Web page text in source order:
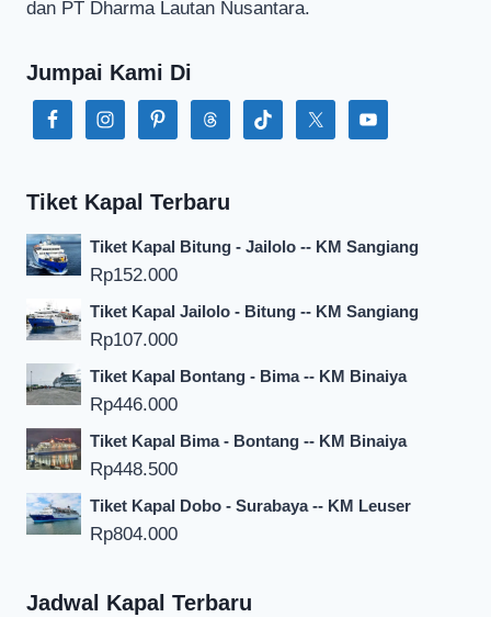
dan PT Dharma Lautan Nusantara.
Jumpai Kami Di
Tiket Kapal Terbaru
Tiket Kapal Bitung - Jailolo -- KM Sangiang
Rp152.000
Tiket Kapal Jailolo - Bitung -- KM Sangiang
Rp107.000
Tiket Kapal Bontang - Bima -- KM Binaiya
Rp446.000
Tiket Kapal Bima - Bontang -- KM Binaiya
Rp448.500
Tiket Kapal Dobo - Surabaya -- KM Leuser
Rp804.000
Jadwal Kapal Terbaru